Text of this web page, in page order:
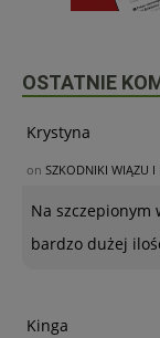
OSTATNIE
Krystyna
on SZKODNIKI WIĄZU I
Na szczepionym
bardzo dużej
Kinga